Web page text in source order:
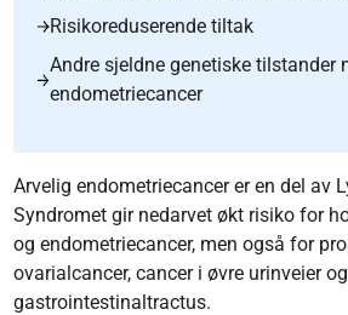
Risikoreduserende tiltak
Andre sjeldne genetiske tilstander
endometriecancer
Arvelig endometriecancer er en del av
Syndromet gir nedarvet økt risiko for
og endometriecancer, men også for
ovarialcancer, cancer i øvre urinveier
gastrointestinaltractus.